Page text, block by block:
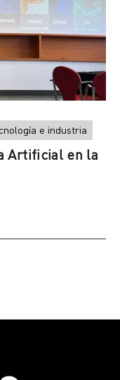
e industria
Artificial en la